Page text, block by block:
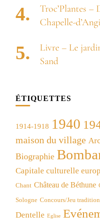
Troc’Plantes –
Chapelle-
Livre – Le
Sand
ÉTIQUETTES
1914-1918 1940
maison du village
Biographie
Capitale culturelle
Chant Château de Béthune
Sologne Concours/Jeu
Dentelle Eglise